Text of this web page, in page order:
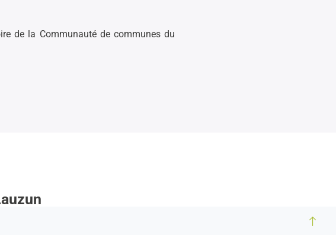
de la Communauté de communes du